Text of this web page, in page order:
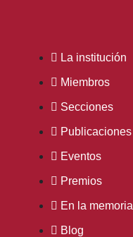
La institución
Miembros
Secciones
Publicaciones
Eventos
Premios
En la memoria
Blog